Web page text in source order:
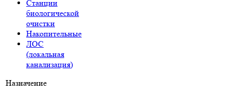
Станции
биологической
очистки
Накопительные
ЛОС
(локальная
канализация)
Назначение